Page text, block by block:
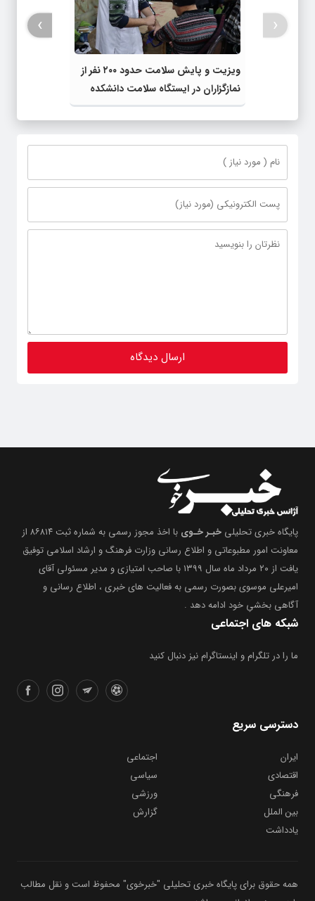
ویزیت و پایش سلامت حدود ۲۰۰ نفر از
نمازگزاران در ایستگاه سلامت دانشکده
علوم پزشکی خوی
‹
›
پایگاه خبری تحلیلی خبـر خـوی
با اخذ مجوز رسمی به شماره ثبت ۸۶۸۱۴ از
معاونت امور مطبوعاتی و اطلاع رسانی وزارت فرهنگ و ارشاد اسلامی توفیق
یافت از ۲۰ مرداد ماه سال ۱۳۹۹ با صاحب امتیازی و مدیر مسئولی آقای
امیرعلی موسوی بصورت رسمی به فعالیت های خبری ، اطلاع رسانی و
آگاهی بخشیِ خود ادامه دهد .
شبکه های اجتماعی
ما را در تلگرام و اینستاگرام نیز دنبال کنید
دسترسی سریع
ایران
اجتماعی
اقتصادی
سیاسی
فرهنگی
ورزشی
بین الملل
گزارش
یادداشت
همه حقوق برای پایگاه خبری تحلیلی "خبرخوی" محفوظ است و نقل مطالب